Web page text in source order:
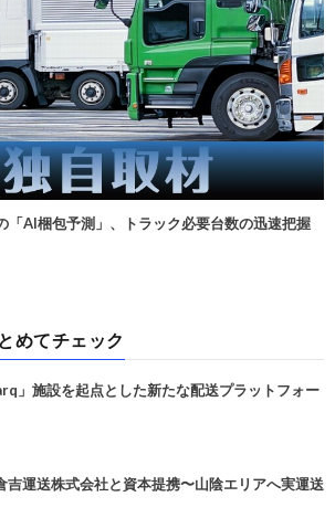
「AI梱包予測」、トラック必要台数の迅速把握
めてチェック
」施設を起点とした新たな配送プラットフォー
運送株式会社と資本提携〜山陰エリアへ実運送